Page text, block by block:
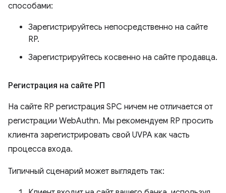
способами:
Зарегистрируйтесь непосредственно на сайте
RP.
Зарегистрируйтесь косвенно на сайте продавца.
Регистрация на сайте РП
На сайте RP регистрация SPC ничем не отличается от
регистрации WebAuthn. Мы рекомендуем RP просить
клиента зарегистрировать свой UVPA как часть
процесса входа.
Типичный сценарий может выглядеть так: